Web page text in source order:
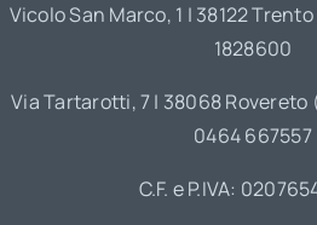
Vicolo San Marco, 1 | 38122
1828600
Via Tartarotti, 7 | 38068 Rovereto
0464 667557
C.F. e P.IVA: